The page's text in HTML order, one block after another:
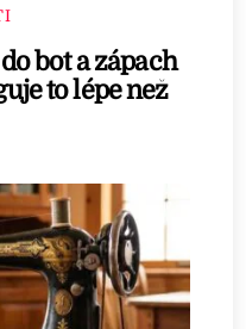
bot a zápach
to lépe než